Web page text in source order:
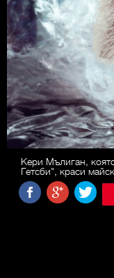
Кери Мълиган,
Гетсби", краси